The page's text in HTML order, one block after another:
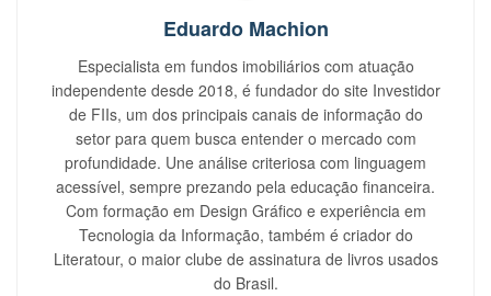
Eduardo Machion
Especialista em fundos imobiliários com atuação
independente desde 2018, é fundador do site Investidor
de FIIs, um dos principais canais de informação do
setor para quem busca entender o mercado com
profundidade. Une análise criteriosa com linguagem
acessível, sempre prezando pela educação financeira.
Com formação em Design Gráfico e experiência em
Tecnologia da Informação, também é criador do
Literatour, o maior clube de assinatura de livros usados
do Brasil.